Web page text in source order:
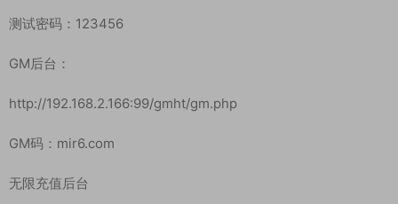
\assets\res\project.manifest
苹果:
\Payload\mir2-iOS.app\res\project.manifest
修改好客户端后，我们下载反编译工具对修改好的客户端进行签
戏试试看。